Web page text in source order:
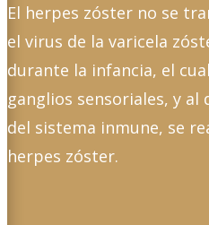
El herpes zóster no se
el virus de la varicela
durante la infancia, el
ganglios sensoriales, y
del sistema inmune, se
herpes zóster.